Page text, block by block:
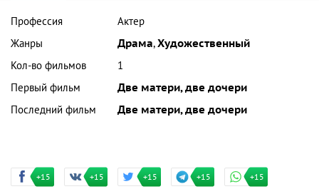
Профессия
Актер
Жанры
Драма,Художественный
Кол-во фильмов
1
Первый фильм
Две матери, две дочери
Последний фильм
Две матери, две дочери
+15 +15 +15 +15 +15